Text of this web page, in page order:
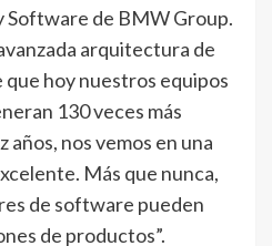
Software de BMW Group.
arquitectura de
hoy nuestros equipos
130 veces más
nos vemos en una
Más que nunca,
de software pueden
de productos”.